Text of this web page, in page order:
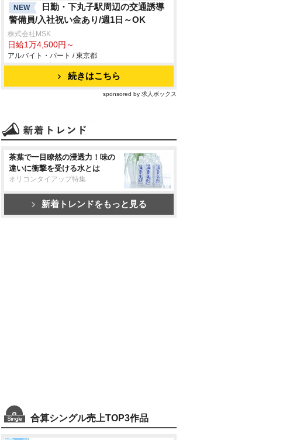
NEW
日勤・下丸子駅周辺の交通誘導
警備員/入社祝い金あり/週1日～OK
株式会社MSK
日給1万4,500円～
アルバイト・パート / 東京都
続きはこちら
sponsored by 求人ボックス
茶葉で一目瞭然の浸透力！味の
違いに衝撃を受ける水とは
オリコンタイアップ特集
新着トレンドをもっと見る
合算シングル売上TOP3作品